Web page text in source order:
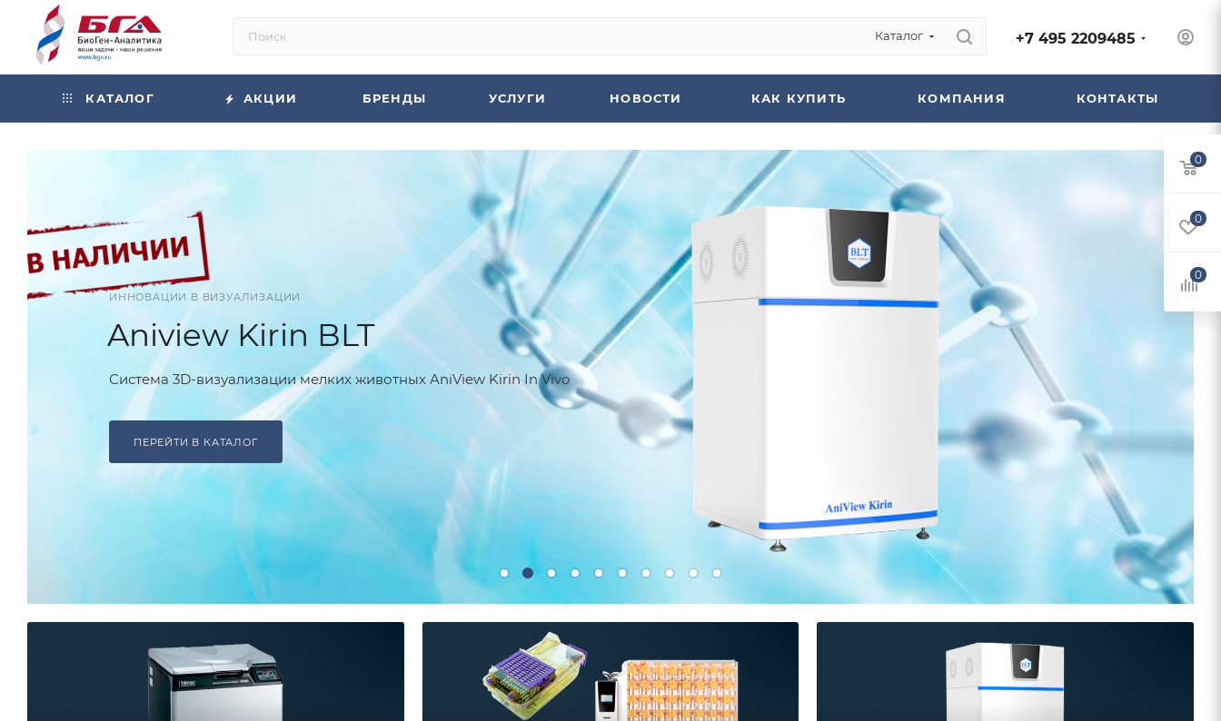
Каталог +7 495 2209485
КАТАЛОГ АКЦИИ БРЕНДЫ УСЛУГИ НОВОСТИ КАК КУПИТЬ КОМПАНИЯ КОНТАКТЫ
ИННОВАЦИИ В ВИЗУАЛИЗАЦИИ
Aniview Kirin BLT
Система 3D-визуализации мелких животных AniView Kirin In Vivo
ПЕРЕЙТИ В КАТАЛОГ
0
0
0